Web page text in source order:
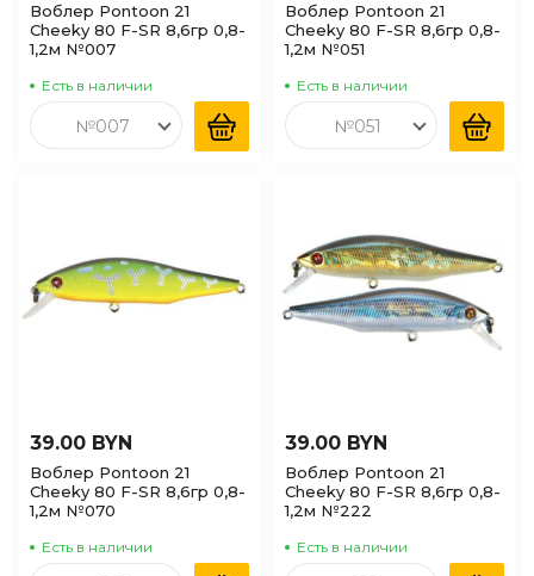
Воблер Pontoon 21
Cheeky 80 F-SR 8,6гр 0,8-
1,2м №007
Есть в наличии
№007
Воблер Pontoon 21
Cheeky 80 F-SR 8,6гр 0,8-
1,2м №051
Есть в наличии
№051
39.00 BYN
Воблер Pontoon 21
Cheeky 80 F-SR 8,6гр 0,8-
1,2м №070
Есть в наличии
39.00 BYN
Воблер Pontoon 21
Cheeky 80 F-SR 8,6гр 0,8-
1,2м №222
Есть в наличии